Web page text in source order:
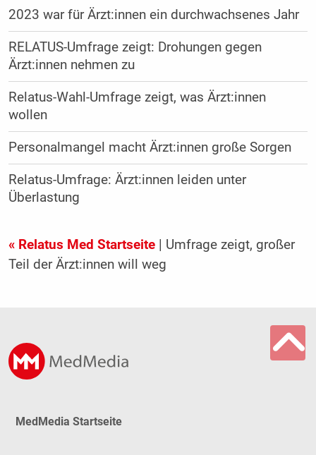
2023 war für Ärzt:innen ein durchwachsenes Jahr
RELATUS-Umfrage zeigt: Drohungen gegen
Ärzt:innen nehmen zu
Relatus-Wahl-Umfrage zeigt, was Ärzt:innen
wollen
Personalmangel macht Ärzt:innen große Sorgen
Relatus-Umfrage: Ärzt:innen leiden unter
Überlastung
« Relatus Med Startseite| Umfrage zeigt, großer
Teil der Ärzt:innen will weg
MedMedia Startseite